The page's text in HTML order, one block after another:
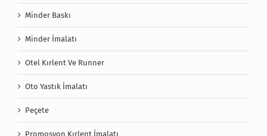
Minder Baskı
Minder İmalatı
Otel Kırlent Ve Runner
Oto Yastık İmalatı
Peçete
Promosyon Kırlent İmalatı